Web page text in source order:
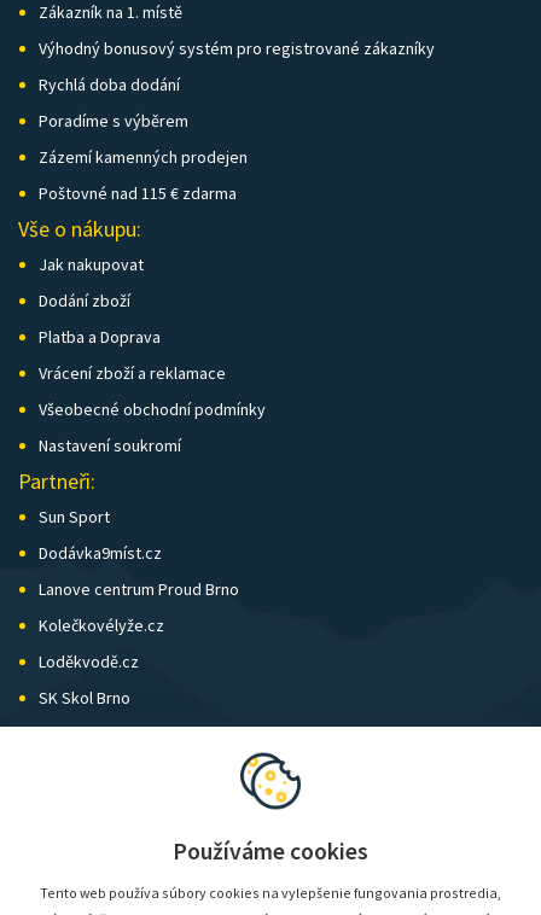
Zákazník na 1. místě
Výhodný bonusový systém pro registrované zákazníky
Rychlá doba dodání
Poradíme s výběrem
Zázemí kamenných prodejen
Poštovné nad 115 € zdarma
Vše o nákupu:
Jak nakupovat
Dodání zboží
Platba a Doprava
Vrácení zboží a reklamace
Všeobecné obchodní podmínky
Nastavení soukromí
Partneři:
Sun Sport
Dodávka9míst.cz
Lanove centrum Proud Brno
Kolečkovélyže.cz
Loděkvodě.cz
SK Skol Brno
Biatlon Brno
Používáme cookies
Tento web používa súbory cookies na vylepšenie fungovania prostredia,